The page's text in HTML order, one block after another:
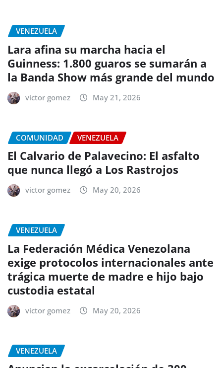
VENEZUELA
Lara afina su marcha hacia el
Guinness: 1.800 guaros se sumarán a
la Banda Show más grande del mundo
victor gomez May 21, 2026
COMUNIDAD VENEZUELA
El Calvario de Palavecino: El asfalto
que nunca llegó a Los Rastrojos
victor gomez May 20, 2026
VENEZUELA
La Federación Médica Venezolana
exige protocolos internacionales ante
trágica muerte de madre e hijo bajo
custodia estatal
victor gomez May 20, 2026
VENEZUELA